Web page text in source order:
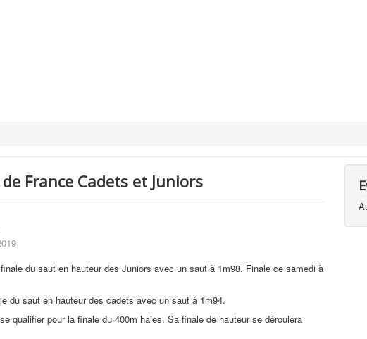
France Cadets et Juniors
du saut en hauteur des Juniors avec un saut à 1m98. Finale ce samedi à
du saut en hauteur des cadets avec un saut à 1m94.
qualifier pour la finale du 400m haies. Sa finale de hauteur se déroulera